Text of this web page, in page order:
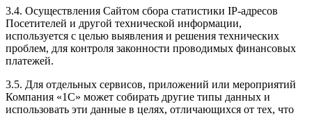
3.4. Осуществления Сайтом сбора статистики IP-адресов
Посетителей и другой технической информации,
используется с целью выявления и решения технических
проблем, для контроля законности проводимых финансовых
платежей.
3.5. Для отдельных сервисов, приложений или мероприятий
Компания «1С» может собирать другие типы данных и
использовать эти данные в целях, отличающихся от тех, что